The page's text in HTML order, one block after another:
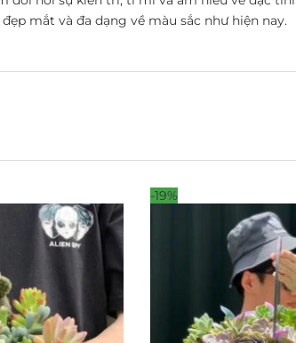
mắt và đa dạng về màu sắc như hiện nay.
-19%